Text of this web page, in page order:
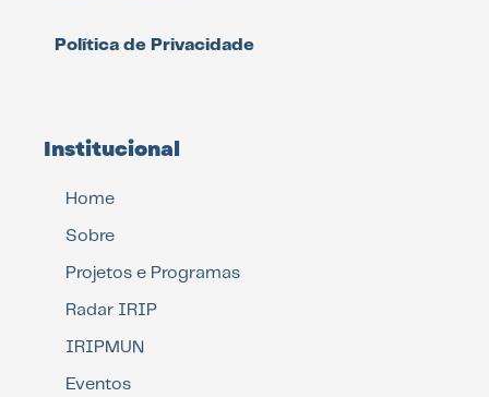
Política de Privacidade
Institucional
Home
Sobre
Projetos e Programas
Radar IRIP
IRIPMUN
Eventos